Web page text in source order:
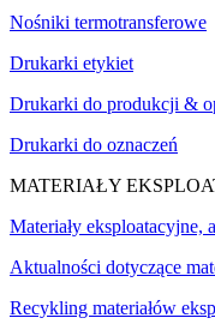
Nośniki termotransferowe
Drukarki etykiet
Drukarki do produkcji &
Drukarki do oznaczeń
MATERIAŁY
Materiały eksploatacyjne,
Aktualności dotyczące
Recykling materiałów